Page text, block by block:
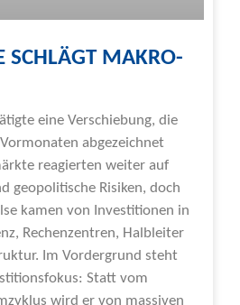
SCHLÄGT MAKRO-
eine Verschiebung, die
abgezeichnet
reagierten weiter auf
geopolitische Risiken, doch
kamen von Investitionen in
Rechenzentren, Halbleiter
Im Vordergrund steht
Statt vom
wird er von massiven